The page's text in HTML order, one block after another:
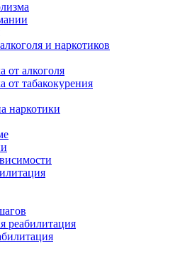
и наркотиков
от алкоголя
от табакокурения
наркотики
реабилитация